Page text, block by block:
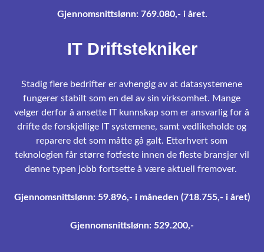
Gjennomsnittslønn: 769.080,- i året.
IT Driftstekniker
Stadig flere bedrifter er avhengig av at datasystemene
fungerer stabilt som en del av sin virksomhet. Mange
velger derfor å ansette IT kunnskap som er ansvarlig for å
drifte de forskjellige IT systemene, samt vedlikeholde og
reparere det som måtte gå galt. Etterhvert som
teknologien får større fotfeste innen de fleste bransjer vil
denne typen jobb fortsette å være aktuell fremover.
Gjennomsnittslønn: 59.896,- i måneden (718.755,- i året)
Gjennomsnittslønn: 529.200,-